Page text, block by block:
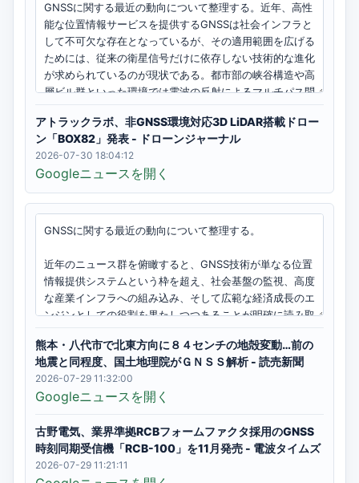
アトラックラボ、非GNSS環境対応3D LiDAR搭載ドロー
ン「BOX82」発表 - ドローンジャーナル
2026-07-30 18:04:12
Googleニュースを開く
熊本・八代市で北東方向に８４センチの地殻変動…前の
地震と同程度、国土地理院がＧＮＳＳ解析 - 読売新聞
2026-07-29 11:32:00
Googleニュースを開く
古野電気、業界準拠RCBフォームファクタ採用のGNSS
時刻同期受信機「RCB-100」を11月発売 - 電波タイムズ
2026-07-29 11:21:11